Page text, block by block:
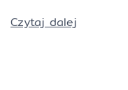
Czytaj dalej